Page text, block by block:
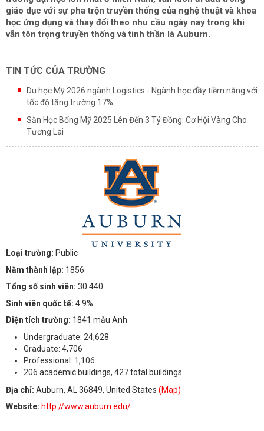
giáo dục với sự pha trộn truyền thống của nghệ thuật và khoa
học ứng dụng và thay đổi theo nhu cầu ngày nay trong khi
vẫn tôn trọng truyền thống và tinh thần là Auburn.
TIN TỨC CỦA TRƯỜNG
Du học Mỹ 2026 ngành Logistics - Ngành học đầy tiềm năng với
tốc độ tăng trường 17%
Săn Học Bổng Mỹ 2025 Lên Đến 3 Tỷ Đồng: Cơ Hội Vàng Cho
Tương Lai
Loại trường: Public
Năm thành lập: 1856
Tổng số sinh viên: 30.440
Sinh viên quốc tế: 4.9%
Diện tích trường: 1841 mẫu Anh
Undergraduate: 24,628
Graduate: 4,706
Professional: 1,106
206 academic buildings, 427 total buildings
Địa chỉ: Auburn, AL 36849, United States (Map)
Website: http://www.auburn.edu/